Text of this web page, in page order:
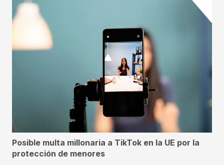
Posible multa millonaria a TikTok en la UE por la
protección de menores